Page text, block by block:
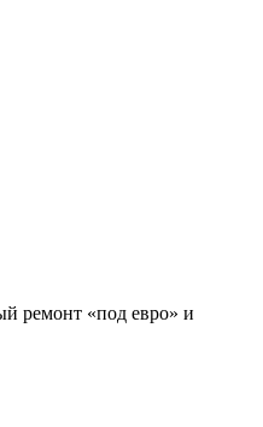
ремонт «под евро» и